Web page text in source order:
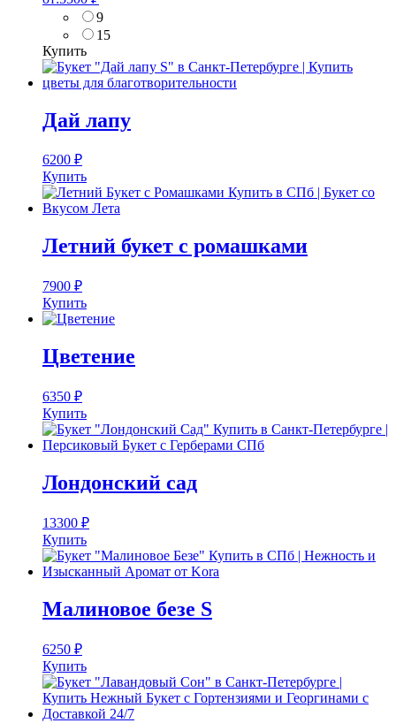
9
15
Купить
Дай лапу
6200 ₽
Купить
Летний букет с ромашками
7900 ₽
Купить
Цветение
6350 ₽
Купить
Лондонский сад
13300 ₽
Купить
Малиновое безе S
6250 ₽
Купить